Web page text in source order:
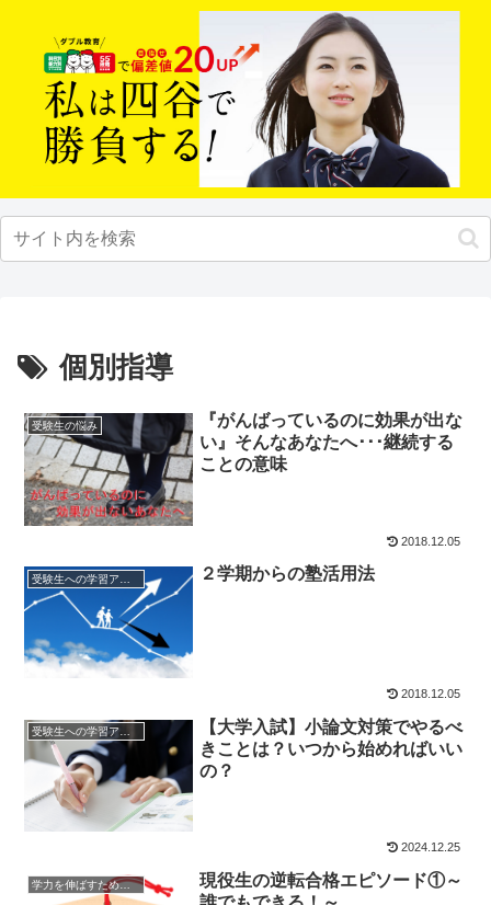
個別指導
受験生の悩み
『がんばっているのに効果が出な
い』そんなあなたへ･･･継続する
ことの意味
2018.12.05
２学期からの塾活用法
2018.12.05
受験生への学習アドバイス
【大学入試】小論文対策でやるべ
きことは？いつから始めればいい
の？
2024.12.25
学力を伸ばすためのヒント
現役生の逆転合格エピソード①～